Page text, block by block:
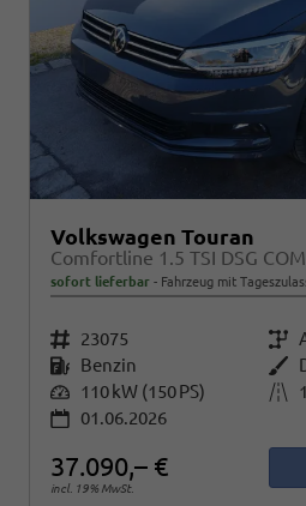
Volkswagen Touran
sofort lieferbar Fahrzeug mit
Fahrzeugnr. 23075 Getriebe
Kraftstoff Benzin Außenfarbe
Leistung 110 kW (150 PS) Kilometerstand
01.06.2026
37.090,– €
incl. 19% MwSt.